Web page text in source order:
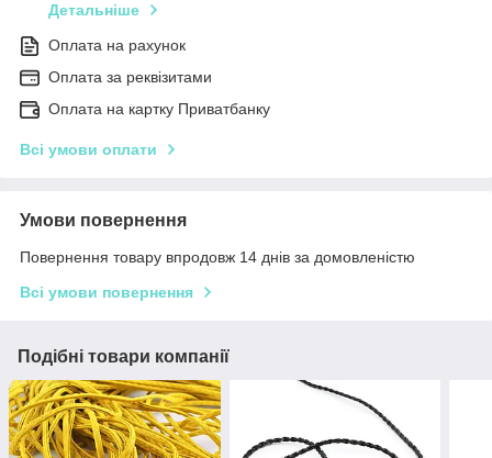
Детальніше
Оплата на рахунок
Оплата за реквізитами
Оплата на картку Приватбанку
Всі умови оплати
Умови повернення
Повернення товару впродовж 14 днів за домовленістю
Всі умови повернення
Подібні товари компанії